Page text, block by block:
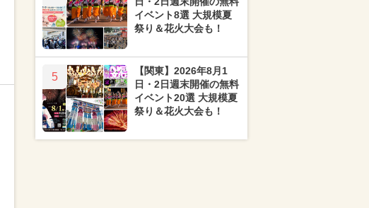
イベント8選 大規模夏
祭り＆花火大会も！
5
【関東】2026年8月1
日・2日週末開催の無料
イベント20選 大規模夏
祭り＆花火大会も！